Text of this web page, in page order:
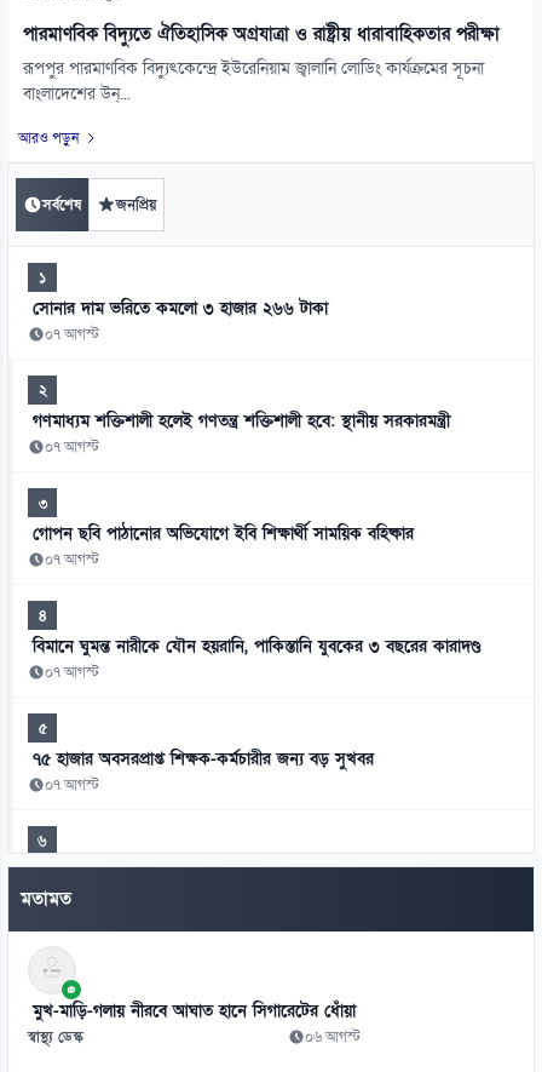
পারমাণবিক বিদ্যুতে ঐতিহাসিক অগ্রযাত্রা ও রাষ্ট্রীয় ধারাবাহিকতার পরীক্ষা
রূপপুর পারমাণবিক বিদ্যুৎকেন্দ্রে ইউরেনিয়াম জ্বালানি লোডিং কার্যক্রমের সূচনা
বাংলাদেশের উন্...
আরও পড়ুন
সর্বশেষ জনপ্রিয়
১
সোনার দাম ভরিতে কমলো ৩ হাজার ২৬৬ টাকা
০৭ আগস্ট
২
গণমাধ্যম শক্তিশালী হলেই গণতন্ত্র শক্তিশালী হবে: স্থানীয় সরকারমন্ত্রী
০৭ আগস্ট
৩
গোপন ছবি পাঠানোর অভিযোগে ইবি শিক্ষার্থী সাময়িক বহিষ্কার
০৭ আগস্ট
৪
বিমানে ঘুমন্ত নারীকে যৌন হয়রানি, পাকিস্তানি যুবকের ৩ বছরের কারাদণ্ড
০৭ আগস্ট
৫
৭৫ হাজার অবসরপ্রাপ্ত শিক্ষক-কর্মচারীর জন্য বড় সুখবর
০৭ আগস্ট
৬
মিস ওয়ার্ল্ডের মঞ্চে বাংলাদেশের প্রতিনিধি সামানজার
০৭ আগস্ট
৭
আদালতের রায় উপেক্ষা করে ট্রাম্পের নতুন নাগরিকত্ব আদেশ
০৭ আগস্ট
মতামত
মুখ-মাড়ি-গলায় নীরবে আঘাত হানে সিগারেটের ধোঁয়া
স্বাস্থ্য ডেস্ক ০৬ আগস্ট